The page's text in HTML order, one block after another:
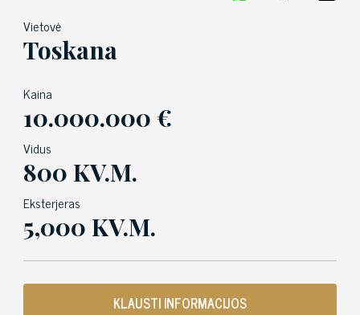
Vietovė
Toskana
Kaina
10.000.000 €
Vidus
800 KV.M.
Eksterjeras
5,000 KV.M.
KLAUSTI INFORMACIJOS